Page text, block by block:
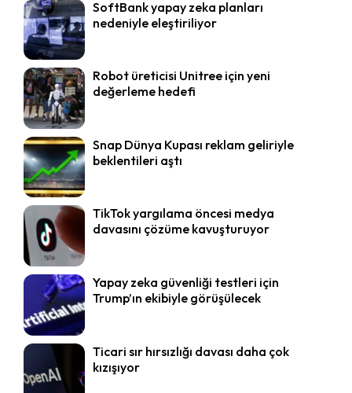
SoftBank yapay zeka planları
nedeniyle eleştiriliyor
Robot üreticisi Unitree için yeni
değerleme hedefi
Snap Dünya Kupası reklam geliriyle
beklentileri aştı
TikTok yargılama öncesi medya
davasını çözüme kavuşturuyor
Yapay zeka güvenliği testleri için
Trump’ın ekibiyle görüşülecek
Ticari sır hırsızlığı davası daha çok
kızışıyor